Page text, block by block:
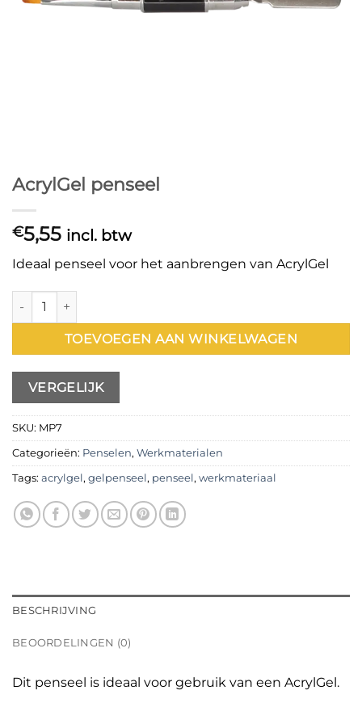
AcrylGel penseel
€5,55 incl. btw
Ideaal penseel voor het aanbrengen van AcrylGel
AcrylGel penseel aantal
TOEVOEGEN AAN WINKELWAGEN
VERGELIJK
SKU: MP7
Categorieën: Penselen, Werkmaterialen
Tags: acrylgel, gelpenseel, penseel, werkmateriaal
BESCHRIJVING
BEOORDELINGEN (0)
Dit penseel is ideaal voor gebruik van een AcrylGel.